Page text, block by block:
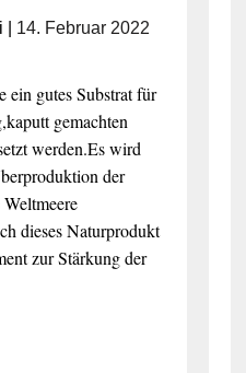
14. Februar 2022
ein gutes Substrat für
gemachten
werden.Es wird
der
dieses Naturprodukt
zur Stärkung der